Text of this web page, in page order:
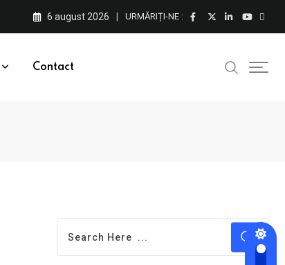
6 august 2026 URMĂRIȚI-NE :
Contact